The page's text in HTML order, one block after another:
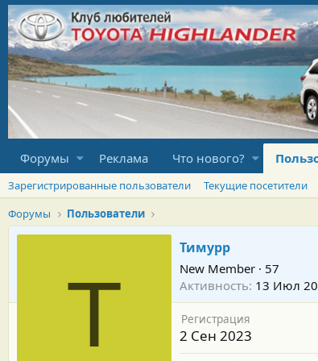
Форумы Реклама Что нового?
Зарегистрированные пользователи Текущие посетители
Форумы
Пользователи
Т
Тимурр
New Member · 57
Активность 13 Июл
Регистрация
2 Сен 2023